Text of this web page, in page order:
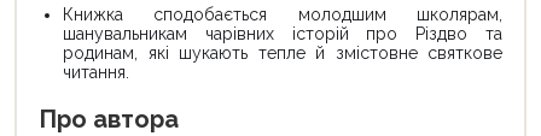
Книжка сподобається молодшим школярам,
шанувальникам чарівних історій про Різдво та
родинам, які шукають тепле й змістовне святкове
читання.
Про автора